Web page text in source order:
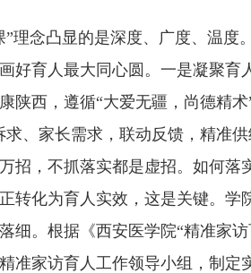
”理念凸显的是深度、广度、温度
好育人最大同心圆。一是凝聚
陕西，遵循“大爱无疆，尚德精
、家长需求，联动反馈，精准
招，不抓落实都是虚招。如何落
转化为育人实效，这是关键。学
细。根据《西安医学院“精准家
准家访育人工作领导小组，制定